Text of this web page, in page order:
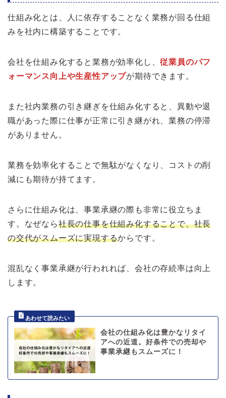
仕組み化とは、人に依存することなく業務が回る仕組
みを社内に構築することです。
会社を仕組み化すると業務が効率化し、従業員のパフ
ォーマンス向上や生産性アップが期待できます。
また社内業務の引き継ぎを仕組み化すると、異動や退
職があった際に仕事が正常に引き継がれ、業務の停滞
がありません。
業務を効率化することで無駄がなくなり、コストの削
減にも期待が持てます。
さらに仕組み化は、事業承継の際も非常に役立ちま
す。なぜなら社長の仕事を仕組み化することで、社長
の交代がスムーズに実現するからです。
混乱なく事業承継が行われれば、会社の存続率は向上
します。
会社の仕組み化は豊かなリタイ
アへの近道。好条件での売却や
事業承継もスムーズに！